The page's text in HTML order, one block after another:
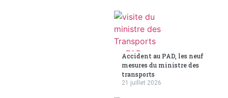
Accident au PAD, les neuf
mesures du ministre des
transports
21 juillet 2026